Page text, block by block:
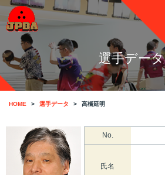
選手データ
HOME 選手データ 高橋延明
No.
氏名